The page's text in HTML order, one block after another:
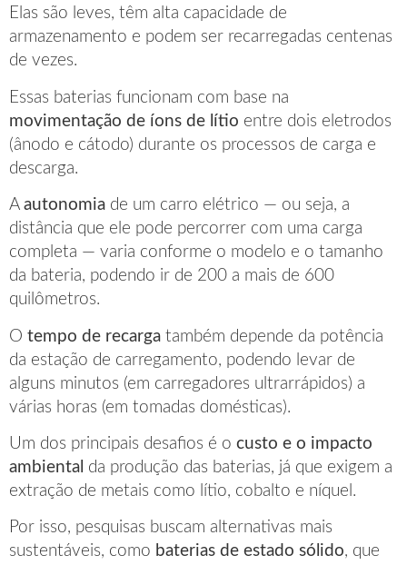
Elas são leves, têm alta capacidade de
armazenamento e podem ser recarregadas centenas
de vezes.
Essas baterias funcionam com base na
movimentação de íons de lítio entre dois eletrodos
(ânodo e cátodo) durante os processos de carga e
descarga.
A autonomia de um carro elétrico — ou seja, a
distância que ele pode percorrer com uma carga
completa — varia conforme o modelo e o tamanho
da bateria, podendo ir de 200 a mais de 600
quilômetros.
O tempo de recarga também depende da potência
da estação de carregamento, podendo levar de
alguns minutos (em carregadores ultrarrápidos) a
várias horas (em tomadas domésticas).
Um dos principais desafios é o custo e o impacto
ambiental da produção das baterias, já que exigem a
extração de metais como lítio, cobalto e níquel.
Por isso, pesquisas buscam alternativas mais
sustentáveis, como baterias de estado sólido, que